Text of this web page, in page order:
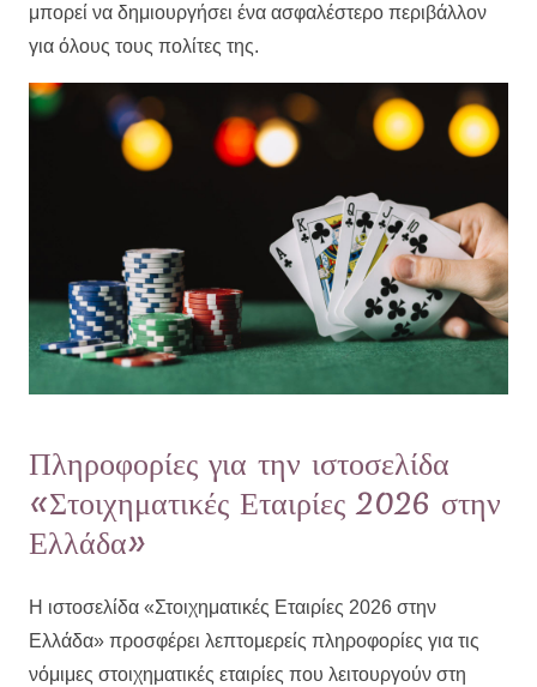
μπορεί να δημιουργήσει ένα ασφαλέστερο περιβάλλον
για όλους τους πολίτες της.
Πληροφορίες για την ιστοσελίδα
«Στοιχηματικές Εταιρίες 2026 στην
Ελλάδα»
Η ιστοσελίδα «Στοιχηματικές Εταιρίες 2026 στην
Ελλάδα» προσφέρει λεπτομερείς πληροφορίες για τις
νόμιμες στοιχηματικές εταιρίες που λειτουργούν στη